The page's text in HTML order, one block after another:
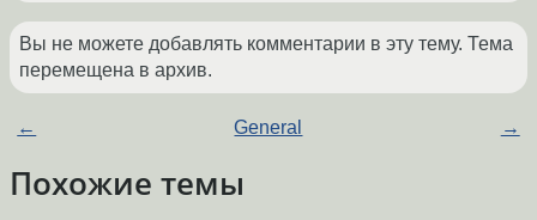
Вы не можете добавлять комментарии в эту тему. Тема
перемещена в архив.
← General →
Похожие темы